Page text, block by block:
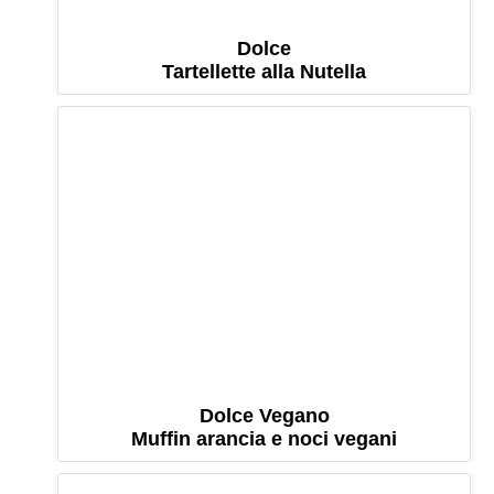
Dolce
Tartellette alla Nutella
Dolce Vegano
Muffin arancia e noci vegani